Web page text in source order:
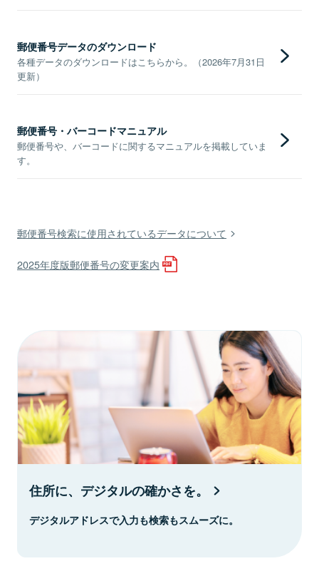
郵便番号データのダウンロード
各種データのダウンロードはこちらから。（2026年7月31日
更新）
郵便番号・バーコードマニュアル
郵便番号や、バーコードに関するマニュアルを掲載していま
す。
郵便番号検索に使用されているデータについて
2025年度版郵便番号の変更案内
住所に、デジタルの確かさを。
デジタルアドレスで入力も検索もスムーズに。